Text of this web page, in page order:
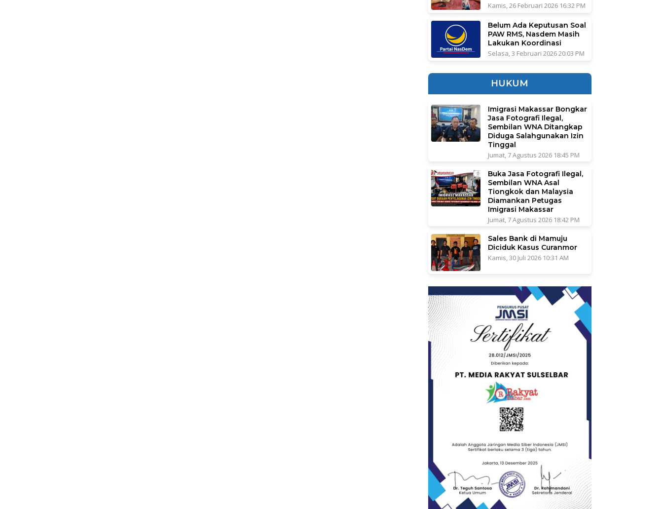
Kamis, 26 Februari 2026 16:32 PM
Belum Ada Keputusan Soal
PAW RMS, Nasdem Masih
Lakukan Koordinasi
Selasa, 3 Februari 2026 20:03 PM
HUKUM
Imigrasi Makassar Bongkar
Jasa Fotografi Ilegal,
Sembilan WNA Ditangkap
Diduga Salahgunakan Izin
Tinggal
Jumat, 7 Agustus 2026 18:45 PM
Buka Jasa Fotografi Ilegal,
Sembilan WNA Asal
Tiongkok dan Malaysia
Diamankan Petugas
Imigrasi Makassar
Jumat, 7 Agustus 2026 18:42 PM
Sales Bank di Mamuju
Diciduk Kasus Curanmor
Kamis, 30 Juli 2026 10:31 AM